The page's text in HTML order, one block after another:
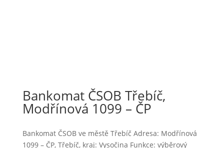
Bankomat ČSOB Třebíč,
Modřínová 1099 – ČP
Bankomat ČSOB ve městě Třebíč Adresa: Modřínová
1099 – ČP, Třebíč, kraj: Vysočina Funkce: výběrový